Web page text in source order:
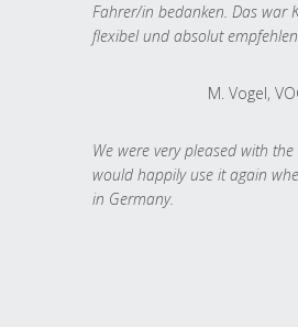
Fahrer/in bedanken. Das war
flexibel und absolut
M. Vogel,
We were very pleased with
would happily use it again
in Germany.